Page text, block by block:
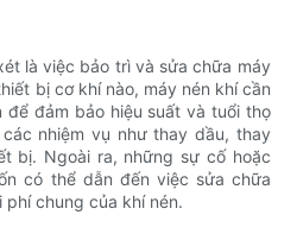
là việc bảo trì và sửa chữa máy
bị cơ khí nào, máy nén khí cần
đảm bảo hiệu suất và tuổi thọ
nhiệm vụ như thay dầu, thay
bị. Ngoài ra, những sự cố hoặc
có thể dẫn đến việc sửa chữa
chung của khí nén.